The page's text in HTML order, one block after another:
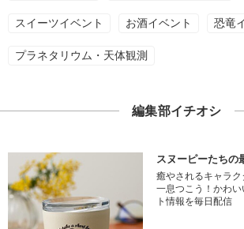
スイーツイベント お酒イベント 恐竜
プラネタリウム・天体観測
編集部イチオシ
スヌーピーたちの
癒やされるキャラ
一息つこう！かわ
ト情報を毎日配信